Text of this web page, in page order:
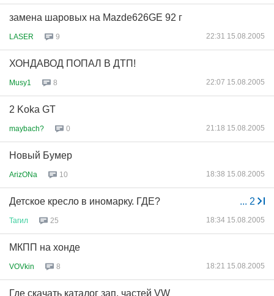
замена шаровых на Mazde626GE 92 г
LASER 9 22:31 15.08.2005
ХОНДАВОД ПОПАЛ В ДТП!
Musy1 8 22:07 15.08.2005
2 Koka GT
maybach? 0 21:18 15.08.2005
Новый Бумер
ArizONa 10 18:38 15.08.2005
... 2
Детское кресло в иномарку. ГДЕ?
Тагил 25 18:34 15.08.2005
МКПП на хонде
VOVkin 8 18:21 15.08.2005
Где скачать каталог зап. частей VW